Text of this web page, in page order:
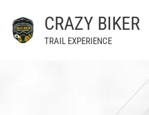
contenu
CRAZY BIKER
TRAIL EXPERIENCE